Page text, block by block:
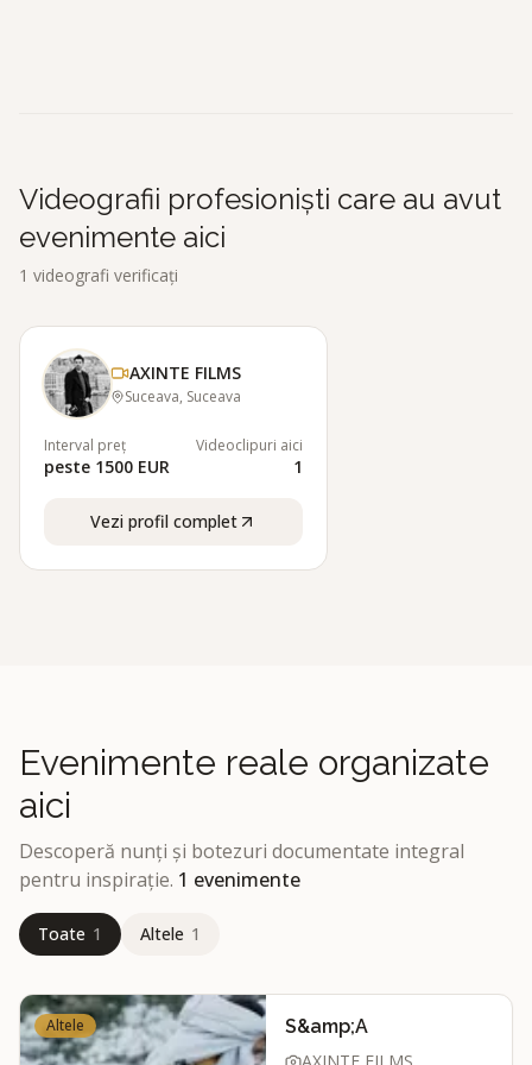
Videografii profesioniști care au avut
evenimente aici
1 videografi verificați
AXINTE FILMS
Suceava, Suceava
Interval preț
peste 1500 EUR
Videoclipuri aici
1
Vezi profil complet
Evenimente reale organizate
aici
Descoperă nunți și botezuri documentate integral
pentru inspirație. 1 evenimente
Toate 1 Altele 1
Altele
S&amp;A